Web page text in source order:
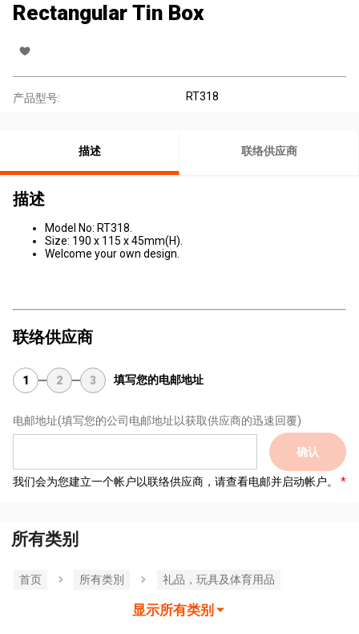
Rectangular Tin Box
产品型号: RT318
描述 联络供应商
描述
Model No: RT318.
Size: 190 x 115 x 45mm(H).
Welcome your own design.
联络供应商
1 2 3 填写您的电邮地址
电邮地址(填写您的公司电邮地址以获取供应商的迅速回覆)
确认
我们会为您建立一个帐户以联络供应商，请查看电邮并启动帐户。
所有类别
首页 所有类別 礼品，玩具及体育用品
显示所有类别